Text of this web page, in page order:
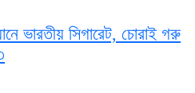
ভারতীয় সিগারেট, চোরাই গরু